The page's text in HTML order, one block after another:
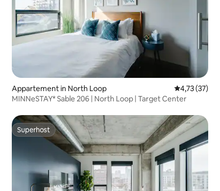
Appartement in North Loop Gemiddelde
4,73 (37)
MINNeSTAY* Sable 206 | North Loop | Target Center
Superhost
Superhost